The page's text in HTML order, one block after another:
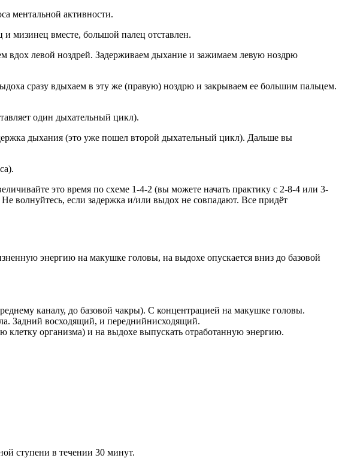
ментальной активности.
мизинец вместе, большой палец отставлен.
вдох левой ноздрей. Задерживаем дыхание и зажимаем левую ноздрю
сразу вдыхаем в эту же (правую) ноздрю и закрываем ее большим пальцем.
один дыхательный цикл).
дыхания (это уже пошел второй дыхательный цикл). Дальше вы
это время по схеме 1-4-2 (вы можете начать практику с 2-8-4 или 3-
волнуйтесь, если задержка и/или выдох не совпадают. Все придёт
энергию на макушке головы, на выдохе опускается вниз до базовой
каналу, до базовой чакры). С концентрацией на макушке головы.
Задний восходящий, и переднийнисходящий.
клетку организма) и на выдохе выпускать отработанную энергию.
ступени в течении 30 минут.